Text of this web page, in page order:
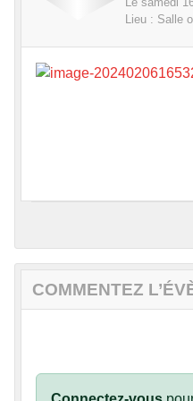
Lieu : Salle
COMMENTEZ